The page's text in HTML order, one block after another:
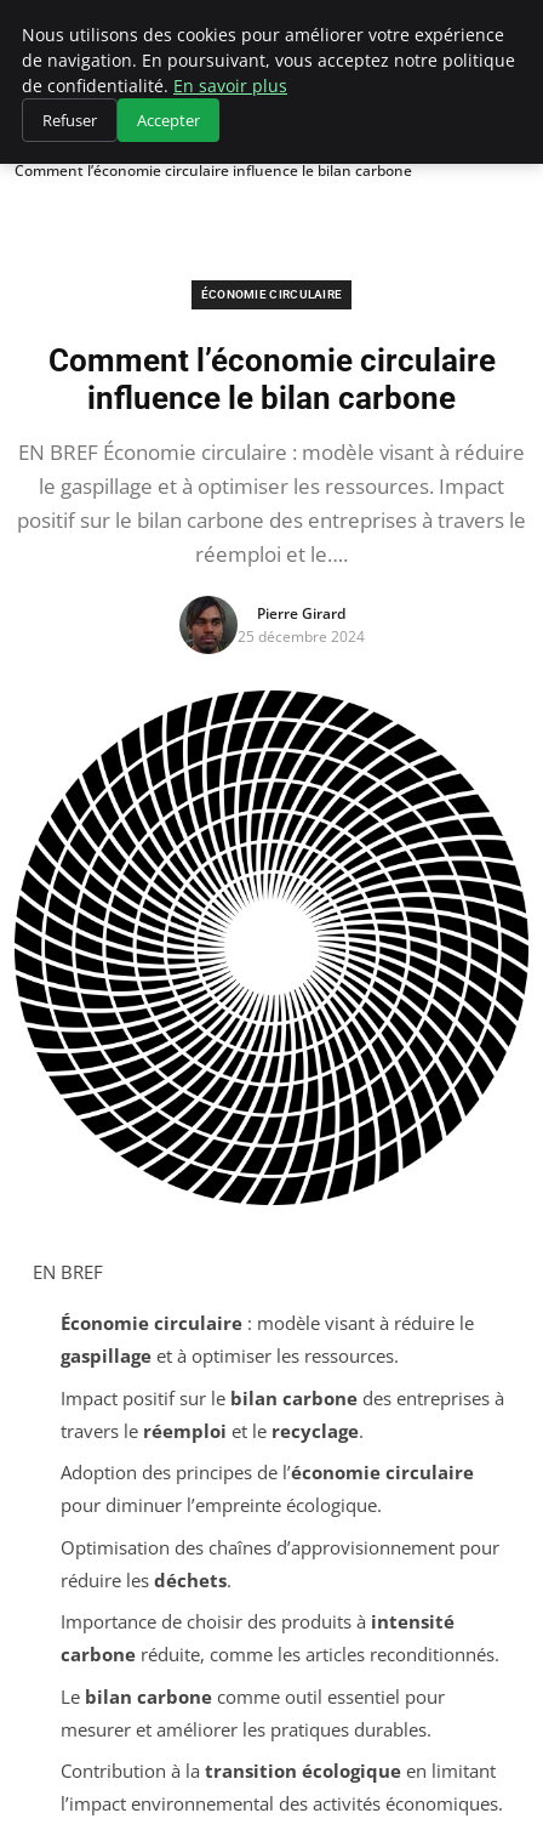
Climategatecountryclub.com
Accueil
Économie circulaire
Comment l’économie circulaire influence le bilan carbone
ÉCONOMIE CIRCULAIRE
Comment l’économie circulaire
influence le bilan carbone
EN BREF Économie circulaire : modèle visant à réduire
le gaspillage et à optimiser les ressources. Impact
positif sur le bilan carbone des entreprises à travers le
réemploi et le….
Pierre Girard
25 décembre 2024
EN BREF
Économie circulaire: modèle visant à réduire le
gaspillageet à optimiser les ressources.
Impact positif sur le bilan carbonedes entreprises à
travers le réemploi et le recyclage.
Adoption des principes de l’économie circulaire
pour diminuer l’empreinte écologique.
Optimisation des chaînes d’approvisionnement pour
réduire les déchets.
Importance de choisir des produits à intensité
carboneréduite, comme les articles reconditionnés.
Le bilan carbonecomme outil essentiel pour
mesurer et améliorer les pratiques durables.
Contribution à la transition écologiqueen limitant
l’impact environnemental des activités économiques.
Nous utilisons des cookies pour améliorer votre expérience
de navigation. En poursuivant, vous acceptez notre politique
de confidentialité. En savoir plus
Refuser Accepter